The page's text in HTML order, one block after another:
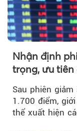
Nhận định
trọng, ưu
Sau phiên
1.700 điểm,
thể xuất hiện